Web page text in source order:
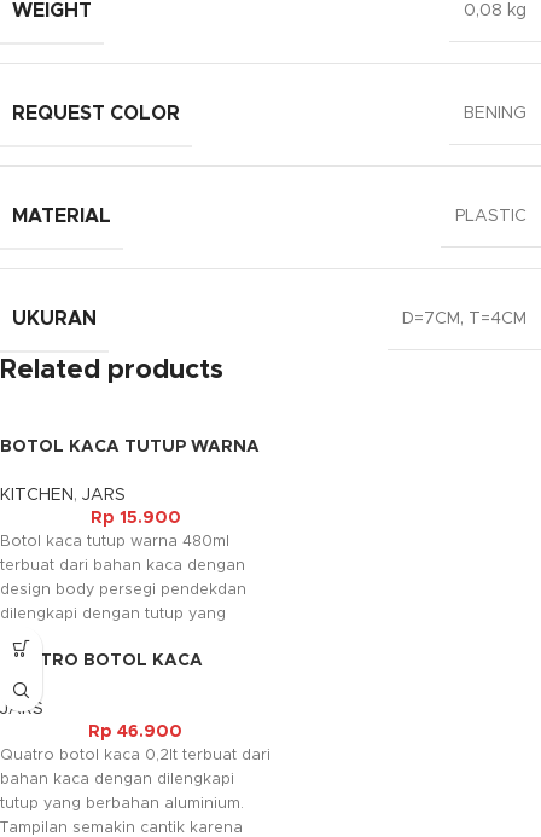
WEIGHT 0,08 kg
REQUEST COLOR BENING
MATERIAL PLASTIC
UKURAN D=7CM, T=4CM
Related products
BOTOL KACA TUTUP WARNA
KITCHEN , JARS
Rp 15.900
Botol kaca tutup warna 480ml
terbuat dari bahan kaca dengan
design body persegi pendekdan
dilengkapi dengan tutup yang
berbahan aluminium berwarna.
QUATRO BOTOL KACA
(0.2LT)
JARS
Rp 46.900
Quatro botol kaca 0,2lt terbuat dari
bahan kaca dengan dilengkapi
tutup yang berbahan aluminium.
Tampilan semakin cantik karena